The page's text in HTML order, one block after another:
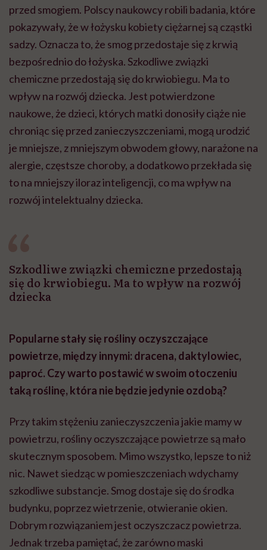
przed smogiem. Polscy naukowcy robili badania, które
pokazywały, że w łożysku kobiety ciężarnej są cząstki
sadzy. Oznacza to, że smog przedostaje się z krwią
bezpośrednio do łożyska. Szkodliwe związki
chemiczne przedostają się do krwiobiegu. Ma to
wpływ na rozwój dziecka. Jest potwierdzone
naukowe, że dzieci, których matki donosiły ciąże nie
chroniąc się przed zanieczyszczeniami, mogą urodzić
je mniejsze, z mniejszym obwodem głowy, narażone na
alergie, częstsze choroby, a dodatkowo przekłada się
to na mniejszy iloraz inteligencji, co ma wpływ na
rozwój intelektualny dziecka.
Szkodliwe związki chemiczne przedostają
się do krwiobiegu. Ma to wpływ na rozwój
dziecka
Popularne stały się rośliny oczyszczające
powietrze, między innymi: dracena, daktylowiec,
paproć. Czy warto postawić w swoim otoczeniu
taką roślinę, która nie będzie jedynie ozdobą?
Przy takim stężeniu zanieczyszczenia jakie mamy w
powietrzu, rośliny oczyszczające powietrze są mało
skutecznym sposobem. Mimo wszystko, lepsze to niż
nic. Nawet siedząc w pomieszczeniach wdychamy
szkodliwe substancje. Smog dostaje się do środka
budynku, poprzez wietrzenie, otwieranie okien.
Dobrym rozwiązaniem jest oczyszczacz powietrza.
Jednak trzeba pamiętać, że zarówno maski